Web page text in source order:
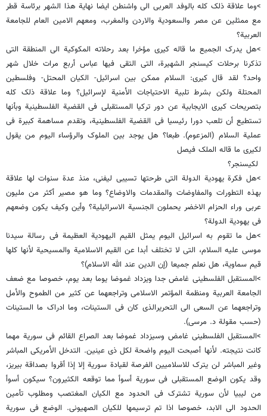
>وما علاقة ذلک کله بالوفد العربی الى واشنطن ایضا نهایة هذا الشهر برئاسة قطر
مع ممثلین عن مصر والسعودیة والاردن والمغرب، ومعهم الامین العام للجامعة
العربیة؟
>هل یدرک الجمیع ما قاله کیری مؤخرا بعد رحلاته المکوکیة الى المنطقة التی
تذکرنا برحلات کیسنجر الشهیرة، التی التقى فیها عباس أربع مرات خلال شهر
واحد؟ لقد قال کیری: السلام ممکن بین اسرائیل- الکیان المحتل- وفلسطین
المحتلة ولکن بشرط تلبیة الاحتیاجات الأمنیة لإسرائیل؟ وما علاقة ذلک کله
بتصریحات کیری الایجابیة عن دور ترکیا المستقبلی فی القضیة الفلسطینیة وبأنها
تستطیع أن تلعب دورا رئیسیا فی القضیة الفلسطینیة، وتقدم مساهمة کبیرة فی
عملیة السلام (المزعوم). طبعا؟ هل یوجد بین الملوک والرؤساء الیوم من یقول
لکیری ما قاله الملک فیصل
لکیسنجر؟
>هل فکرة یهودیة الدولة التی طرحتها تسیبی لیفنی، منذ عدة سنوات لها علاقة
بهذه التطورات والمفاوضات والمقدمات والاوضاع؟ وما هو مصیر أکثر من ملیون
عربی وراء الحزام الاخضر یحملون الجنسیة الاسرائیلیة؟ وأین وکیف یکون وضعهم
فی یهودیة الدولة؟
>هل ما تقوم به اسرائیل الیوم یمثل القیم الیهودیة العظیمة فی رسالة سیدنا
موسى علیه السلام، التی لا تختلف أبدا عن القیم الاسلامیة والمسیحیة لأنها کلها
قیم سماویة، هل نعلم جمیعا (إن الدین عند الله الاسلام)؟
>المستقبل الفلسطینی غامض جدا ویزداد غموضا یوما بعد یوم، خصوصا مع ضعف
الجامعة العربیة ومنظمة المؤتمر الاسلامی وتراجعهما عن کثیر من الطموح والأمل
وتراجعهما عن السعی الى التحریرالذی کان فی الستینات، وما ادراک ما الستینات
(حسب مقولة د. مرسی).
>المستقبل الفلسطینی غامض وسیزداد غموضا بعد الصراع القائم فی سوریة مهما
کانت نتیجته. لأنها أصبحت الیوم واضحة لکل ذی عینین. التدخل الأمریکی المباشر
وغیر المباشر لن یترک للاسلامیین الفرصة لقیادة سوریة إلا إذا أقروا بصداقة بیریز،
وقد یکون الوضع المستقبلی فی سوریة أسوأ مما توقعه الکثیرون؟ سیکون أسوأ
من لیبیا لأن سوریة تشترک فی الحدود مع الکیان المغتصب ومطلوب تأمین
الحدود الى الابد، خصوصا اذا تم ترسیمها للکیان الصهیونی. الوضع فی سوریة